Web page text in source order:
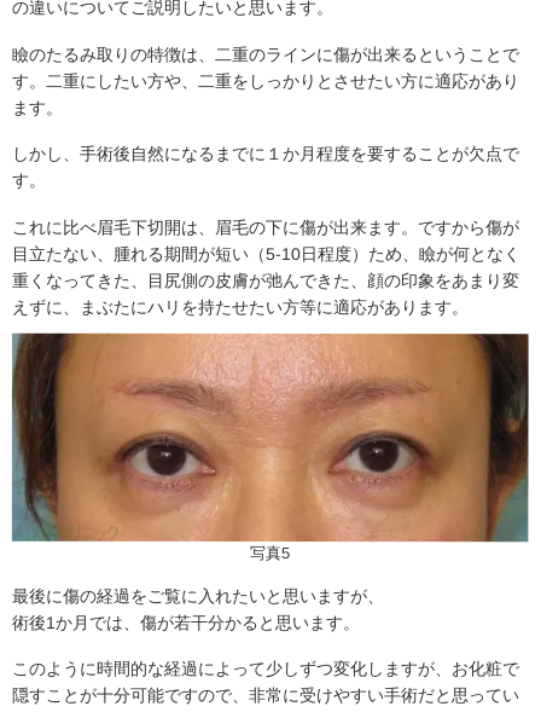
の違いについてご説明したいと思います。
瞼のたるみ取りの特徴は、二重のラインに傷が出来るということで
す。二重にしたい方や、二重をしっかりとさせたい方に適応があり
ます。
しかし、手術後自然になるまでに１か月程度を要することが欠点で
す。
これに比べ眉毛下切開は、眉毛の下に傷が出来ます。ですから傷が
目立たない、腫れる期間が短い（5-10日程度）ため、瞼が何となく
重くなってきた、目尻側の皮膚が弛んできた、顔の印象をあまり変
えずに、まぶたにハリを持たせたい方等に適応があります。
写真5
最後に傷の経過をご覧に入れたいと思いますが、
術後1か月では、傷が若干分かると思います。
このように時間的な経過によって少しずつ変化しますが、お化粧で
隠すことが十分可能ですので、非常に受けやすい手術だと思ってい